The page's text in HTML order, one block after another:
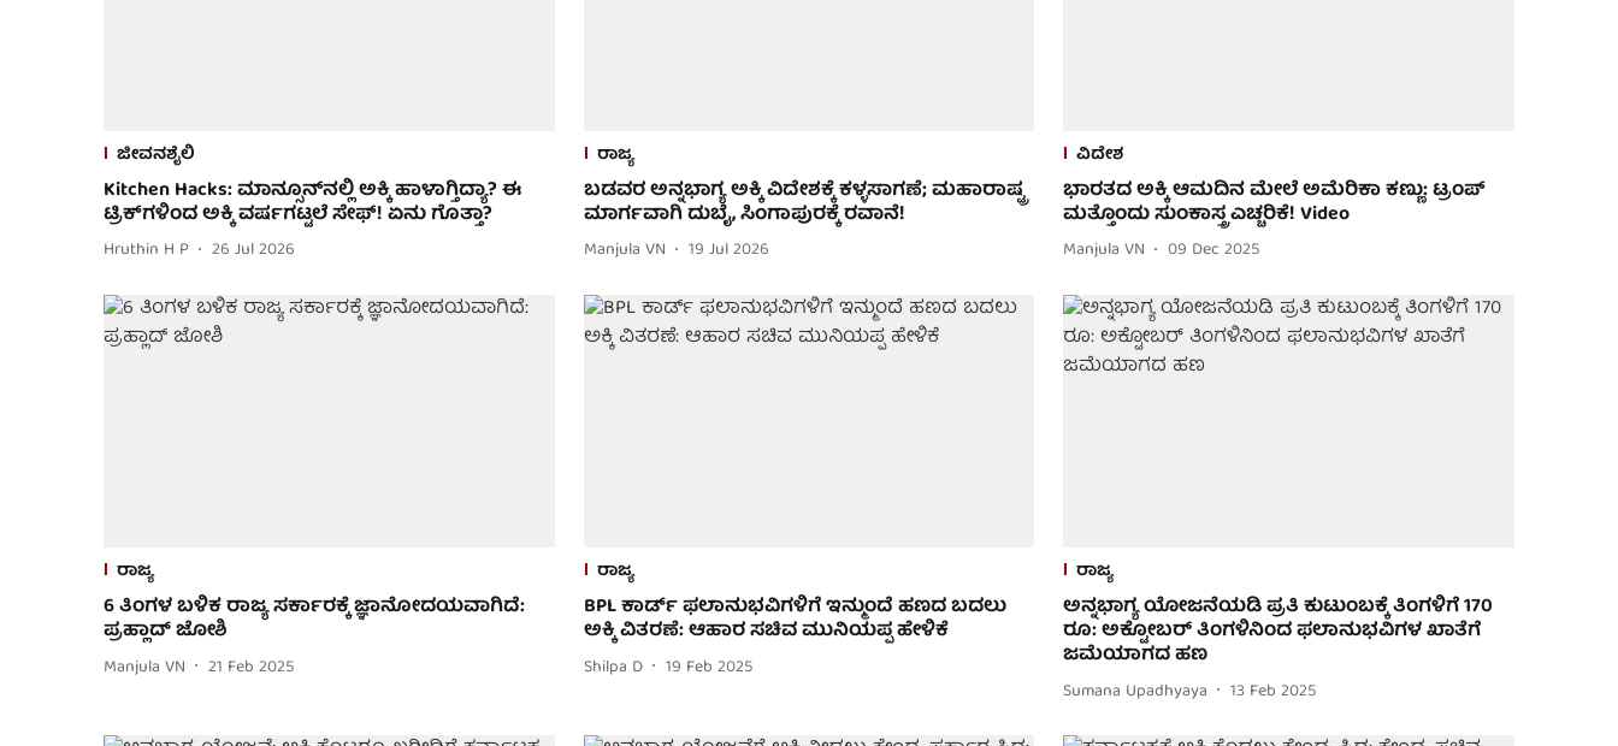
ಜೀವನಶೈಲಿ
Kitchen Hacks: ಮಾನ್ಸೂನ್‌ನಲ್ಲಿ ಅಕ್ಕಿ ಹಾಳಾಗ್ತಿದ್ಯಾ? ಈ
ಟ್ರಿಕ್‌ಗಳಿಂದ ಅಕ್ಕಿ ವರ್ಷಗಟ್ಟಲೆ ಸೇಫ್! ಏನು ಗೊತ್ತಾ?
Hruthin H P 26 Jul 2026
ರಾಜ್ಯ
ಬಡವರ ಅನ್ನಭಾಗ್ಯ ಅಕ್ಕಿ ವಿದೇಶಕ್ಕೆ ಕಳ್ಳಸಾಗಣೆ; ಮಹಾರಾಷ್ಟ್ರ
ಮಾರ್ಗವಾಗಿ ದುಬೈ, ಸಿಂಗಾಪುರಕ್ಕೆ ರವಾನೆ!
Manjula VN 19 Jul 2026
ವಿದೇಶ
ಭಾರತದ ಅಕ್ಕಿ ಆಮದಿನ ಮೇಲೆ ಅಮೆರಿಕಾ ಕಣ್ಣು: ಟ್ರಂಪ್
ಮತ್ತೊಂದು ಸುಂಕಾಸ್ತ್ರ ಎಚ್ಚರಿಕೆ! Video
Manjula VN 09 Dec 2025
ರಾಜ್ಯ
6 ತಿಂಗಳ ಬಳಿಕ ರಾಜ್ಯ ಸರ್ಕಾರಕ್ಕೆ ಜ್ಞಾನೋದಯವಾಗಿದೆ:
ಪ್ರಹ್ಲಾದ್ ಜೋಶಿ
Manjula VN 21 Feb 2025
ರಾಜ್ಯ
BPL ಕಾರ್ಡ್ ಫಲಾನುಭವಿಗಳಿಗೆ ಇನ್ಮುಂದೆ ಹಣದ ಬದಲು
ಅಕ್ಕಿ ವಿತರಣೆ: ಆಹಾರ ಸಚಿವ ಮುನಿಯಪ್ಪ ಹೇಳಿಕೆ
Shilpa D 19 Feb 2025
ರಾಜ್ಯ
ಅನ್ನಭಾಗ್ಯ ಯೋಜನೆಯಡಿ ಪ್ರತಿ ಕುಟುಂಬಕ್ಕೆ ತಿಂಗಳಿಗೆ 170
ರೂ: ಅಕ್ಟೋಬರ್ ತಿಂಗಳಿನಿಂದ ಫಲಾನುಭವಿಗಳ ಖಾತೆಗೆ
ಜಮೆಯಾಗದ ಹಣ
Sumana Upadhyaya 13 Feb 2025